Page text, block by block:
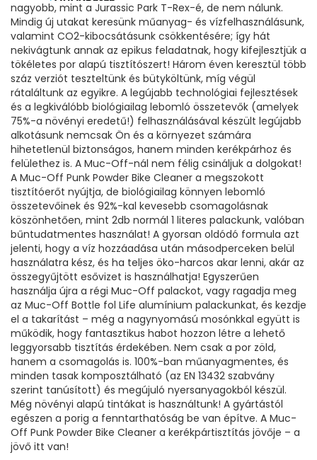
nagyobb, mint a Jurassic Park T-Rex-é, de nem nálunk.
Mindig új utakat keresünk műanyag- és vízfelhasználásunk,
valamint CO2-kibocsátásunk csökkentésére; így hát
nekivágtunk annak az epikus feladatnak, hogy kifejlesztjük a
tökéletes por alapú tisztítószert! Három éven keresztül több
száz verziót teszteltünk és bütyköltünk, míg végül
rátaláltunk az egyikre. A legújabb technológiai fejlesztések
és a legkiválóbb biológiailag lebomló összetevők (amelyek
75%-a növényi eredetű!) felhasználásával készült legújabb
alkotásunk nemcsak Ön és a környezet számára
hihetetlenül biztonságos, hanem minden kerékpárhoz és
felülethez is. A Muc-Off-nál nem félig csináljuk a dolgokat!
A Muc-Off Punk Powder Bike Cleaner a megszokott
tisztítóerőt nyújtja, de biológiailag könnyen lebomló
összetevőinek és 92%-kal kevesebb csomagolásnak
köszönhetően, mint 2db normál 1 literes palackunk, valóban
bűntudatmentes használat! A gyorsan oldódó formula azt
jelenti, hogy a víz hozzáadása után másodperceken belül
használatra kész, és ha teljes öko-harcos akar lenni, akár az
összegyűjtött esővizet is használhatja! Egyszerűen
használja újra a régi Muc-Off palackot, vagy ragadja meg
az Muc-Off Bottle fol Life alumínium palackunkat, és kezdje
el a takarítást – még a nagynyomású mosónkkal együtt is
működik, hogy fantasztikus habot hozzon létre a lehető
leggyorsabb tisztítás érdekében. Nem csak a por zöld,
hanem a csomagolás is. 100%-ban műanyagmentes, és
minden tasak komposztálható (az EN 13432 szabvány
szerint tanúsított) és megújuló nyersanyagokból készül.
Még növényi alapú tintákat is használtunk! A gyártástól
egészen a porig a fenntarthatóság be van építve. A Muc-
Off Punk Powder Bike Cleaner a kerékpártisztítás jövője – a
jövő itt van!